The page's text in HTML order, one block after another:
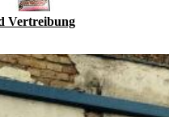
Vertreibung